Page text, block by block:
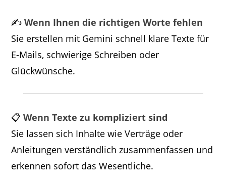
✍️ Wenn Ihnen die richtigen Worte fehlen
Sie erstellen mit Gemini schnell klare Texte für
E-Mails, schwierige Schreiben oder
Glückwünsche.
📋 Wenn Texte zu kompliziert sind
Sie lassen sich Inhalte wie Verträge oder
Anleitungen verständlich zusammenfassen und
erkennen sofort das Wesentliche.